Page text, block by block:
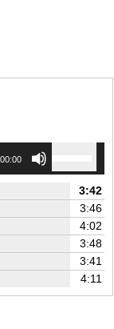
00:00
Arrow
keys
to
increase
or
decrease
volume.
3:42
3:46
4:02
3:48
3:41
4:11